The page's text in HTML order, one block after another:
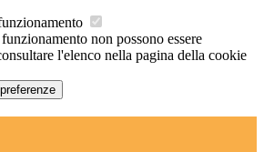
non possono essere
l'elenco nella pagina della cookie